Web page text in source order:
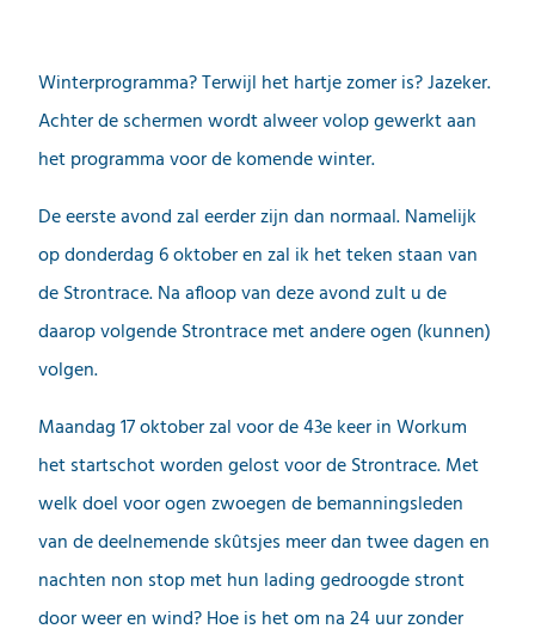
Winterprogramma? Terwijl het hartje zomer is? Jazeker.
Achter de schermen wordt alweer volop gewerkt aan
het programma voor de komende winter.
De eerste avond zal eerder zijn dan normaal. Namelijk
op donderdag 6 oktober en zal ik het teken staan van
de Strontrace. Na afloop van deze avond zult u de
daarop volgende Strontrace met andere ogen (kunnen)
volgen.
Maandag 17 oktober zal voor de 43e keer in Workum
het startschot worden gelost voor de Strontrace. Met
welk doel voor ogen zwoegen de bemanningsleden
van de deelnemende skûtsjes meer dan twee dagen en
nachten non stop met hun lading gedroogde stront
door weer en wind? Hoe is het om na 24 uur zonder